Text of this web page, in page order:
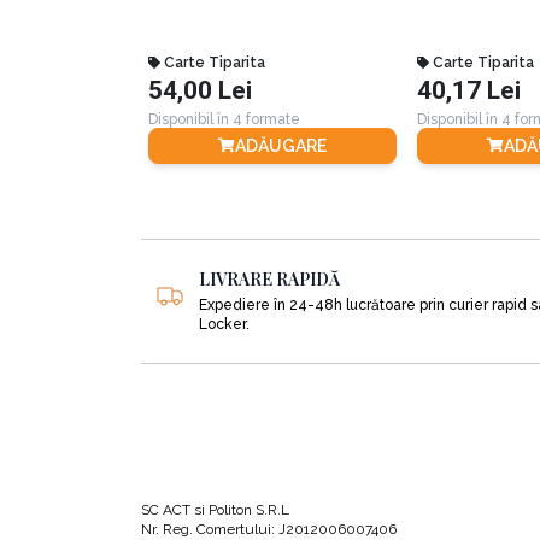
Informații greșite și neadevăruri
ce credeau alții că este.
PARTEA ÎNTÂI: ORIGINI (1895-1927)
În acest capitol aflăm detalii fabuloase
cu radioul (12 iulie 1895), cum îi plăcea lui
Până la patru ani, când a primit ochelari, a
inteligență. În ciuda acestui lucru, la școală,
Carte Tiparita
54,00 Lei
Disponibil în 4 formate
ADĂUGARE
Carte Tiparita
40,17 Lei
Disponibil în 4
LIVRARE RAPIDĂ
Expediere în 24-48h lucrătoare prin curier rapid
Locker.
SC ACT si Politon S.R.L
Nr. Reg. Comertului: J2012006007406